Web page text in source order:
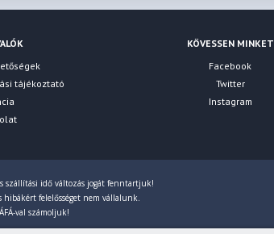
tájékoztató
KÖVESSEN MINKET
Facebook
Twitter
Instagram
szállítási idő változás jogát fenntartjuk!
hibákért felelősséget nem vállalunk.
val számoljuk!